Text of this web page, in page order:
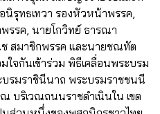
รุทธเทวา รองหัวหน้าพรรค,
รรค, นายโกวิทย์ ธารณา
สมาชิกพรรค และนายชณทัต
ใจกันเข้าร่วม พิธีเคลื่อนพระบรม
บรมราชินีนาถ พระบรมราชชนนี
บริเวณถนนราชดำเนินใน เขต